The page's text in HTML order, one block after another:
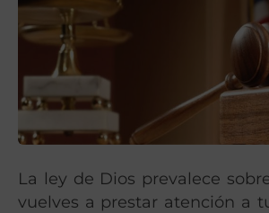
La ley de Dios prevalece
vuelves a prestar atención a